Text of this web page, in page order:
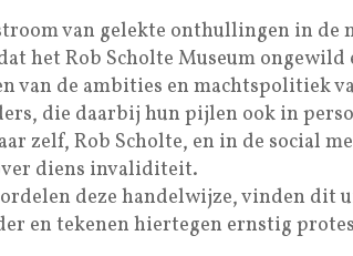
van gelekte onthullingen in de
het Rob Scholte Museum ongewild
van de ambities en machtspolitiek
die daarbij hun pijlen ook in
zelf, Rob Scholte, en in de social
diens invaliditeit.
deze handelwijze, vinden dit
en tekenen hiertegen ernstig